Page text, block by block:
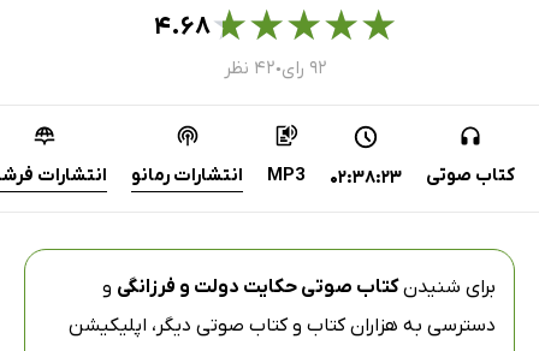
★
★
★
★
★۴.۶۸
۹۲ رای ● ۴۲ نظر
کتاب صوتی 02:38:23
MP3 انتشارات رمانو انتشارات
برای شنیدنکتاب صوتی حکایت دولت و فرزانگی و
دسترسی به هزاران کتاب و کتاب صوتی دیگر، اپلیکیشن